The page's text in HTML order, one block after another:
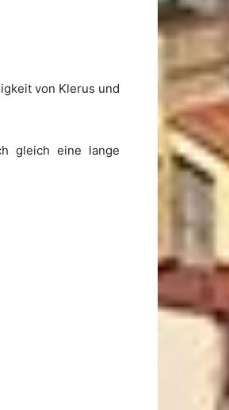
von Klerus und
gleich eine lange